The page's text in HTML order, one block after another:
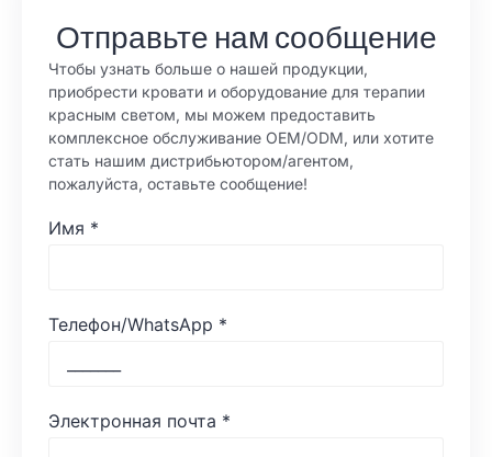
Отправьте нам сообщение
Чтобы узнать больше о нашей продукции,
приобрести кровати и оборудование для терапии
красным светом, мы можем предоставить
комплексное обслуживание OEM/ODM, или хотите
стать нашим дистрибьютором/агентом,
пожалуйста, оставьте сообщение!
Имя *
Телефон/WhatsApp *
Электронная почта *